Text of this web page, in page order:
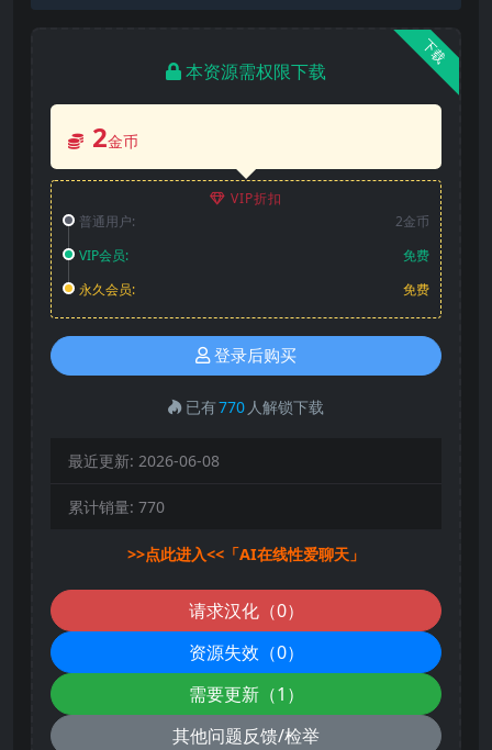
下载
本资源需权限下载
2金币
VIP折扣
普通用户:
2金币
VIP会员:
免费
永久会员:
免费
登录后购买
已有770 人解锁下载
最近更新: 2026-06-08
累计销量: 770
>>点此进入<<「AI在线性爱聊天」
请求汉化（0）
资源失效（0）
需要更新（1）
其他问题反馈/检举